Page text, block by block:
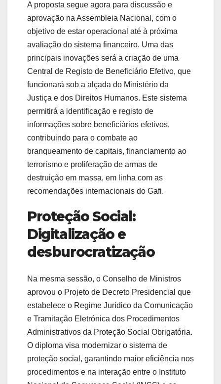
A proposta segue agora para discussão e
aprovação na Assembleia Nacional, com o
objetivo de estar operacional até à próxima
avaliação do sistema financeiro. Uma das
principais inovações será a criação de uma
Central de Registo de Beneficiário Efetivo, que
funcionará sob a alçada do Ministério da
Justiça e dos Direitos Humanos. Este sistema
permitirá a identificação e registo de
informações sobre beneficiários efetivos,
contribuindo para o combate ao
branqueamento de capitais, financiamento ao
terrorismo e proliferação de armas de
destruição em massa, em linha com as
recomendações internacionais do Gafi.
Proteção Social:
Digitalização e
desburocratização
Na mesma sessão, o Conselho de Ministros
aprovou o Projeto de Decreto Presidencial que
estabelece o Regime Jurídico da Comunicação
e Tramitação Eletrónica dos Procedimentos
Administrativos da Proteção Social Obrigatória.
O diploma visa modernizar o sistema de
proteção social, garantindo maior eficiência nos
procedimentos e na interação entre o Instituto